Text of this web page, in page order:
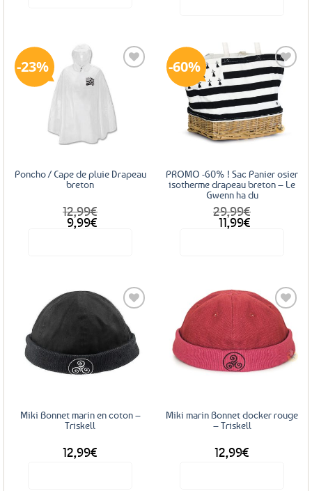
23%
Poncho / Cape de pluie Drapeau
breton
12,99€
Le
prix
9,99€
Le
prix
60%
Ajouter
aux
favoris
PROMO -60% ! Sac Panier osier
isotherme drapeau breton – Le
Gwenn ha du
29,99€
Le
prix
11,99€
Le
prix
Ajouter
aux
favoris
Miki Bonnet marin en coton –
Triskell
12,99€
Ajouter
aux
favoris
Miki marin Bonnet docker rouge
– Triskell
12,99€